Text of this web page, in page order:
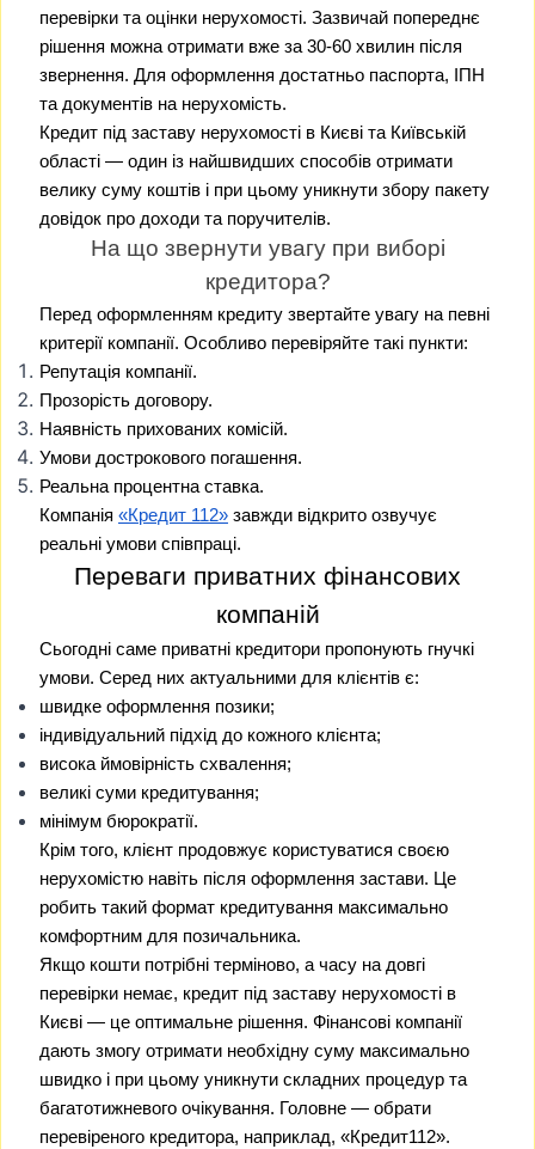
перевірки та оцінки нерухомості. Зазвичай попереднє
рішення можна отримати вже за 30-60 хвилин після
звернення. Для оформлення достатньо паспорта, ІПН
та документів на нерухомість.
Кредит під заставу нерухомості в Києві та Київській
області — один із найшвидших способів отримати
велику суму коштів і при цьому уникнути збору пакету
довідок про доходи та поручителів.
На що звернути увагу при виборі
кредитора?
Перед оформленням кредиту звертайте увагу на певні
критерії компанії. Особливо перевіряйте такі пункти:
Репутація компанії.
Прозорість договору.
Наявність прихованих комісій.
Умови дострокового погашення.
Реальна процентна ставка.
Компанія «Кредит 112» завжди відкрито озвучує
реальні умови співпраці.
Переваги приватних фінансових
компаній
Сьогодні саме приватні кредитори пропонують гнучкі
умови. Серед них актуальними для клієнтів є:
швидке оформлення позики;
індивідуальний підхід до кожного клієнта;
висока ймовірність схвалення;
великі суми кредитування;
мінімум бюрократії.
Крім того, клієнт продовжує користуватися своєю
нерухомістю навіть після оформлення застави. Це
робить такий формат кредитування максимально
комфортним для позичальника.
Якщо кошти потрібні терміново, а часу на довгі
перевірки немає, кредит під заставу нерухомості в
Києві — це оптимальне рішення. Фінансові компанії
дають змогу отримати необхідну суму максимально
швидко і при цьому уникнути складних процедур та
багатотижневого очікування. Головне — обрати
перевіреного кредитора, наприклад, «Кредит112».